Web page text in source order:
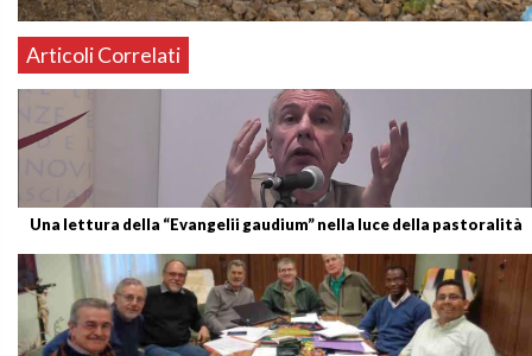
Articoli Correlati
Una lettura della “Evangelii gaudium” nella luce della pastoralità